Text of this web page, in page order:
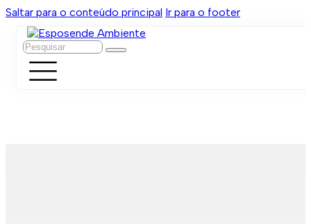
Saltar para o conteúdo principal Ir para o footer
Pesquisar